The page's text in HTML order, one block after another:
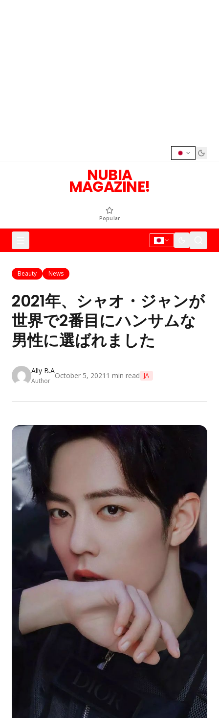
NUBIA
MAGAZINE!
Popular
Beauty News
2021年、シャオ・ジャンが
世界で2番目にハンサムな
男性に選ばれました
Ally B.A
Author
October 5, 2021 1 min read JA